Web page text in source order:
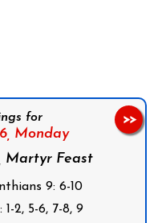
for
Monday
Martyr Feast
9: 6-10
1-2, 5-6, 7-8, 9
>>